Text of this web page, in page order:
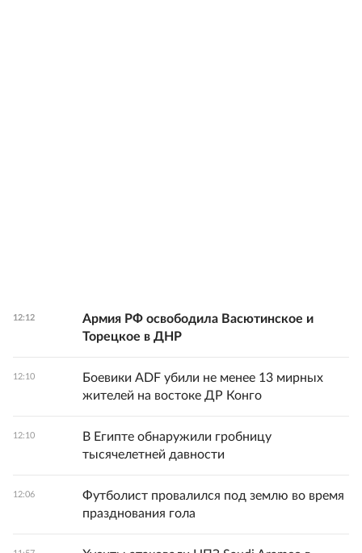
12:12
Армия РФ освободила Васютинское и
Торецкое в ДНР
12:10
Боевики ADF убили не менее 13 мирных
жителей на востоке ДР Конго
12:10
В Египте обнаружили гробницу
тысячелетней давности
12:06
Футболист провалился под землю во время
празднования гола